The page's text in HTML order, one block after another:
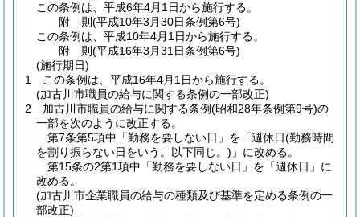
この条例は、平成6年4月1日から施行する。
附 則(平成10年3月30日条例第6号)
この条例は、平成10年4月1日から施行する。
附 則(平成16年3月31日条例第6号)
(施行期日)
1
この条例は、平成16年4月1日から施行する。
(加古川市職員の給与に関する条例の一部改正)
2
加古川市職員の給与に関する条例(昭和28年条例第9号)の
一部を次のように改正する。
第7条第5項中「勤務を要しない日」を「週休日(勤務時間
を割り振らない日をいう。以下同じ。) 」に改める。
第15条の2第1項中「勤務を要しない日」を「週休日」に
改める。
(加古川市企業職員の給与の種類及び基準を定める条例の一
部改正)